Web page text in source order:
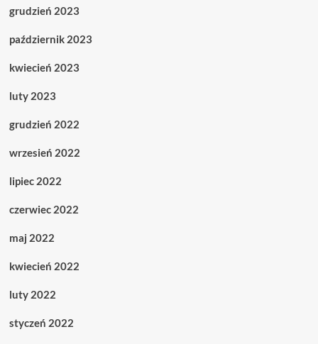
grudzień 2023
październik 2023
kwiecień 2023
luty 2023
grudzień 2022
wrzesień 2022
lipiec 2022
czerwiec 2022
maj 2022
kwiecień 2022
luty 2022
styczeń 2022